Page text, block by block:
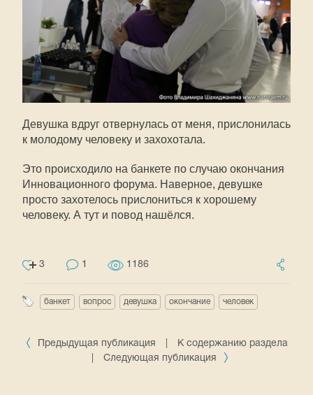
Девушка вдруг отвернулась от меня, прислонилась
к молодому человеку и захохотала.
Это происходило на банкете по случаю окончания
Инновационного форума. Наверное, девушке
просто захотелось прислониться к хорошему
человеку. А тут и повод нашёлся.
3 1 1186
банкет вопрос девушка окончание человек
Предыдущая публикация
К содержанию раздела
Следующая публикация